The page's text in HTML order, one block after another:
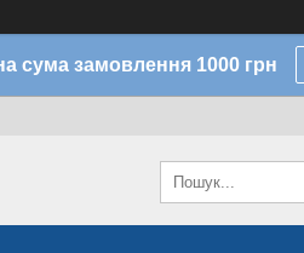
сума замовлення 1000 грн